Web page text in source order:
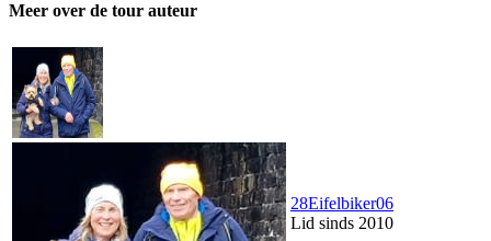
Meer over de tour auteur
28Eifelbiker06
Lid sinds 2010